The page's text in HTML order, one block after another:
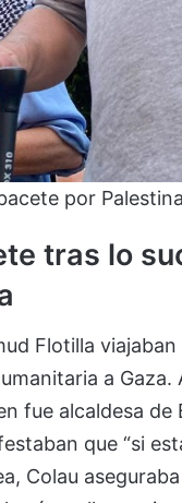
por Palestina
tras lo
Flotilla
a Gaza.
fue alcaldesa
que “si
Colau